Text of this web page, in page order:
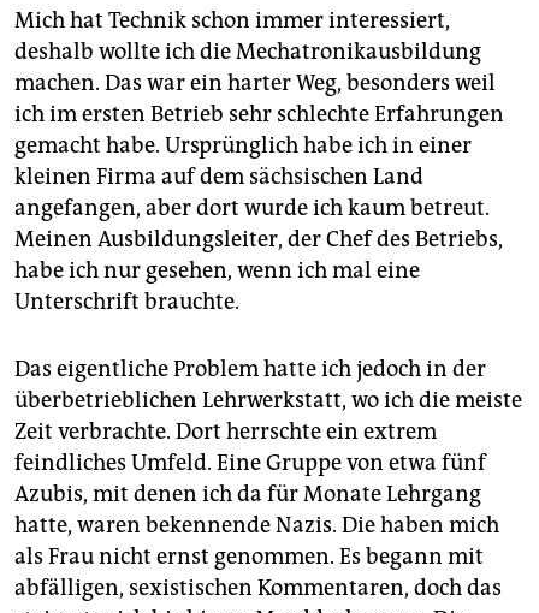
Mich hat Technik schon immer interessiert,
deshalb wollte ich die Mechatronikausbildung
machen. Das war ein harter Weg, besonders weil
ich im ersten Betrieb sehr schlechte Erfahrungen
gemacht habe. Ursprünglich habe ich in einer
kleinen Firma auf dem sächsischen Land
angefangen, aber dort wurde ich kaum betreut.
Meinen Ausbildungsleiter, der Chef des Betriebs,
habe ich nur gesehen, wenn ich mal eine
Unterschrift brauchte.
Das eigentliche Problem hatte ich jedoch in der
überbetrieblichen Lehrwerkstatt, wo ich die meiste
Zeit verbrachte. Dort herrschte ein extrem
feindliches Umfeld. Eine Gruppe von etwa fünf
Azubis, mit denen ich da für Monate Lehrgang
hatte, waren bekennende Nazis. Die haben mich
als Frau nicht ernst genommen. Es begann mit
abfälligen, sexistischen Kommentaren, doch das